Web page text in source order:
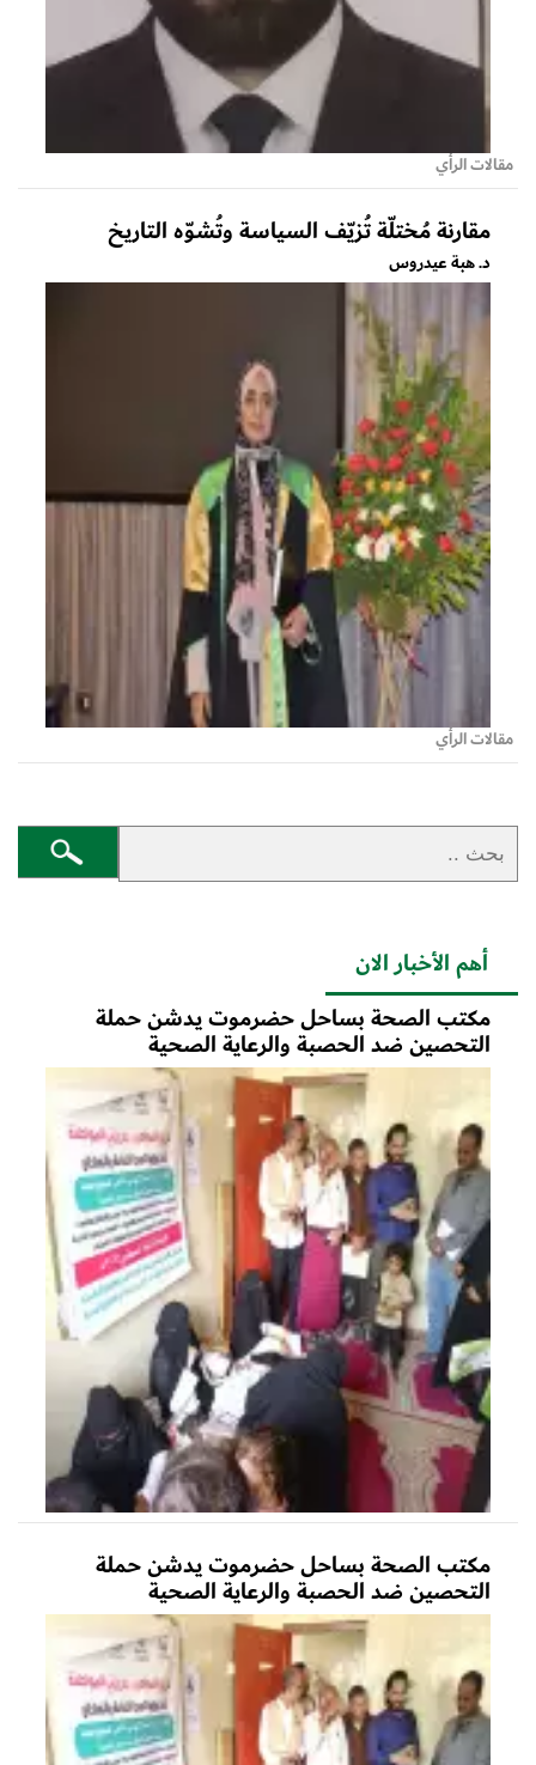
مقالات الرأي
مقارنة مُختلّة تُزيّف السياسة وتُشوّه التاريخ
د. هبة عيدروس
مقالات الرأي
أهم الأخبار الان
مكتب الصحة بساحل حضرموت يدشن حملة
التحصين ضد الحصبة والرعاية الصحية
مكتب الصحة بساحل حضرموت يدشن حملة
التحصين ضد الحصبة والرعاية الصحية